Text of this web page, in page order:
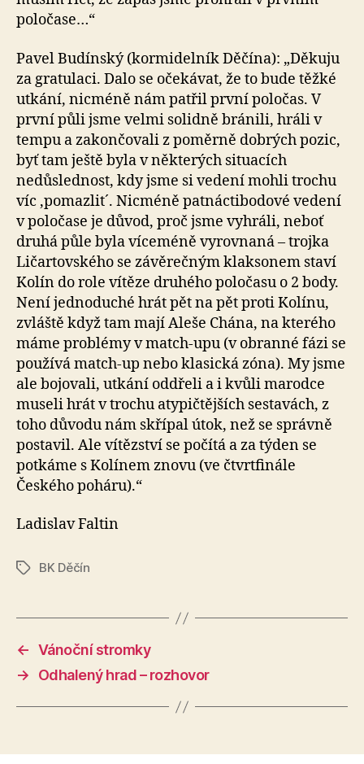
poločase…“
Pavel Budínský (kormidelník Děčína): „Děkuju
za gratulaci. Dalo se očekávat, že to bude těžké
utkání, nicméně nám patřil první poločas. V
první půli jsme velmi solidně bránili, hráli v
tempu a zakončovali z poměrně dobrých pozic,
byť tam ještě byla v některých situacích
nedůslednost, kdy jsme si vedení mohli trochu
víc ,pomazlit´. Nicméně patnáctibodové vedení
v poločase je důvod, proč jsme vyhráli, neboť
druhá půle byla víceméně vyrovnaná – trojka
Ličartovského se závěrečným klaksonem staví
Kolín do role vítěze druhého poločasu o 2 body.
Není jednoduché hrát pět na pět proti Kolínu,
zvláště když tam mají Aleše Chána, na kterého
máme problémy v match-upu (v obranné fázi se
používá match-up nebo klasická zóna). My jsme
ale bojovali, utkání oddřeli a i kvůli marodce
museli hrát v trochu atypičtějších sestavách, z
toho důvodu nám skřípal útok, než se správně
postavil. Ale vítězství se počítá a za týden se
potkáme s Kolínem znovu (ve čtvrtfinále
Českého poháru).“
Ladislav Faltin
ŠtítkyBK Děčín
← Vánoční stromky
→
Odhalený hrad – rozhovor